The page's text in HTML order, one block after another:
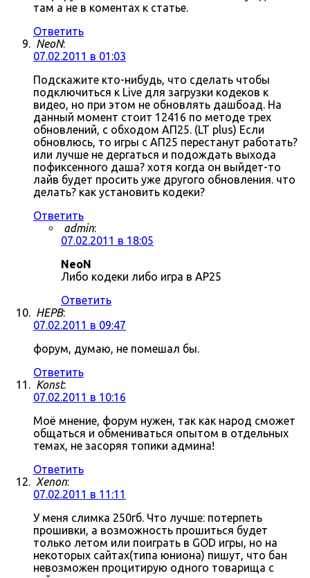
там а не в коментах к статье.
Ответить
NeoN:
07.02.2011 в 01:03
Подскажите кто-нибудь, что сделать чтобы
подключиться к Live для загрузки кодеков к
видео, но при этом не обновлять дашбоад. На
данный момент стоит 12416 по методе трех
обновлений, с обходом АП25. (LT plus) Если
обновлюсь, то игры с АП25 перестанут работать?
или лучше не дергаться и подождать выхода
пофиксенного даша? хотя когда он выйдет-то
лайв будет просить уже другого обновления. что
делать? как установить кодеки?
Ответить
admin:
07.02.2011 в 18:05
NeoN
Либо кодеки либо игра в AP25
Ответить
HEPB:
07.02.2011 в 09:47
форум, думаю, не помешал бы.
Ответить
Konst:
07.02.2011 в 10:16
Моё мнение, форум нужен, так как народ сможет
общаться и обмениваться опытом в отдельных
темах, не засоряя топики админа!
Ответить
Xenon:
07.02.2011 в 11:11
У меня слимка 250гб. Что лучше: потерпеть
прошивки, а возможность прошиться будет
только летом или поиграть в GOD игры, но на
некоторых сайтах(типа юниона) пишут, что бан
невозможен процитирую одного товарища с